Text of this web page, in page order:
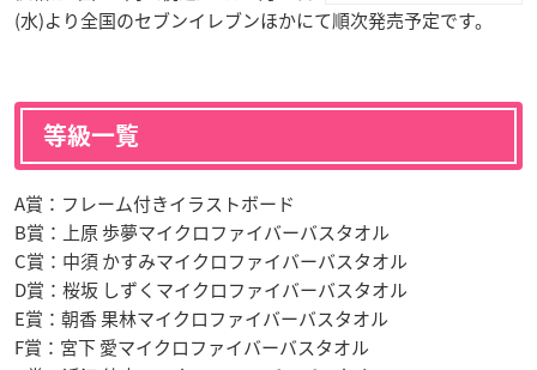
(水)より全国のセブンイレブンほかにて順次発売予定です。
等級一覧
A賞：フレーム付きイラストボード
B賞：上原 歩夢マイクロファイバーバスタオル
C賞：中須 かすみマイクロファイバーバスタオル
D賞：桜坂 しずくマイクロファイバーバスタオル
E賞：朝香 果林マイクロファイバーバスタオル
F賞：宮下 愛マイクロファイバーバスタオル